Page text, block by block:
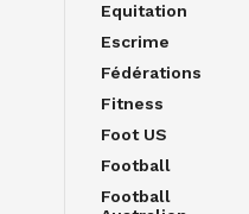
Equitation
Escrime
Fédérations
Fitness
Foot US
Football
Football